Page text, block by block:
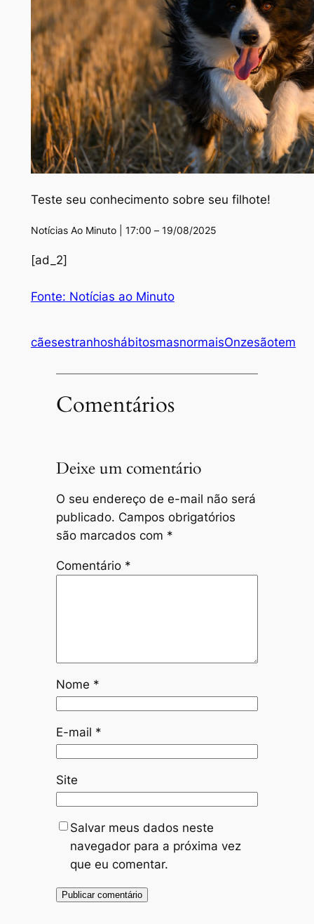
Teste seu conhecimento sobre seu filhote!
Notícias Ao Minuto | 17:00 – 19/08/2025
[ad_2]
Fonte: Notícias ao Minuto
cãesestranhoshábitosmasnormaisOnzesãotem
Comentários
Deixe um comentário
O seu endereço de e-mail não será
publicado. Campos obrigatórios
são marcados com *
Comentário *
Nome *
E-mail *
Site
Salvar meus dados neste
navegador para a próxima vez
que eu comentar.